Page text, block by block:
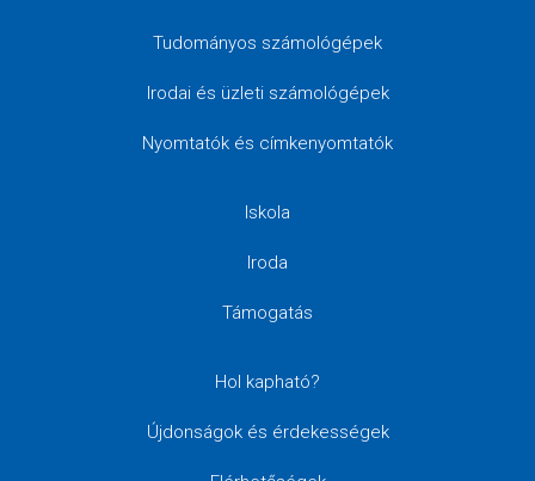
Tudományos számológépek
Irodai és üzleti számológépek
Nyomtatók és címkenyomtatók
Iskola
Iroda
Támogatás
Hol kapható?
Újdonságok és érdekességek